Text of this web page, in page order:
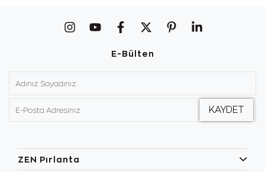
E-Bülten
ZEN Pırlanta